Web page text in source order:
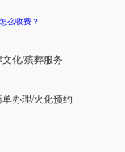
么收费？
化/殡葬服务
办理/火化预约